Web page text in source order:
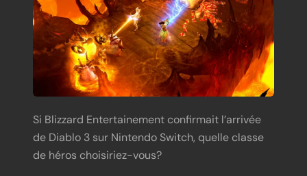
Si Blizzard Entertainement confirmait l’arrivée
de Diablo 3 sur Nintendo Switch, quelle classe
de héros choisiriez-vous?